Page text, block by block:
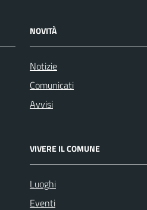
NOVITÀ
Notizie
Comunicati
Avvisi
VIVERE IL COMUNE
Luoghi
Eventi